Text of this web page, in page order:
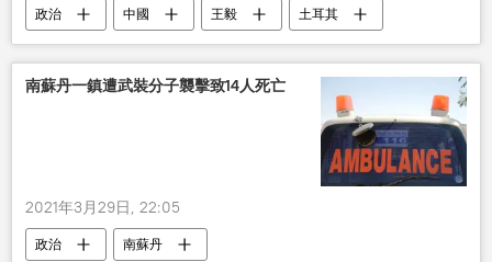
政治 中國 王毅
土耳其
訪問
俄羅斯
南蘇丹一鎮遭武裝分子襲擊致14人死亡
2021年3月29日, 22:05
政治 南蘇丹